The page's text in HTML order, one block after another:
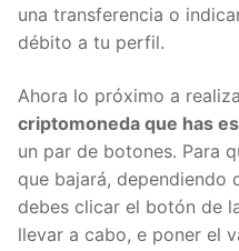
operación antes. Aunque
efectivo en la cuenta,
tarjeta de crédito o
Ahora lo próximo a
criptomoneda que has
un par de botones. Para
que bajará, dependiendo